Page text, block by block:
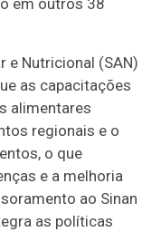
em outros 38
e Nutricional (SAN)
as capacitações
alimentares
regionais e o
o que
e a melhoria
ao Sinan
as políticas